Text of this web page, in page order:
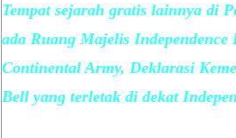
Tempat sejarah gratis lainnya di
ada Ruang Majelis
Continental Army, Deklarasi
Bell yang terletak di dekat